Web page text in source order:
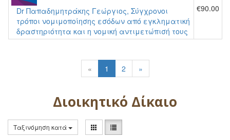
Dr Παπαδημητράκης Γεώργιος, Σύγχρονοι
τρόποι νομιμοποίησης εσόδων από εγκληματική
δραστηριότητα και η νομική αντιμετώπισή τους
€90.00
« 1 2 »
Διοικητικό Δίκαιο
Ταξινόμηση κατά